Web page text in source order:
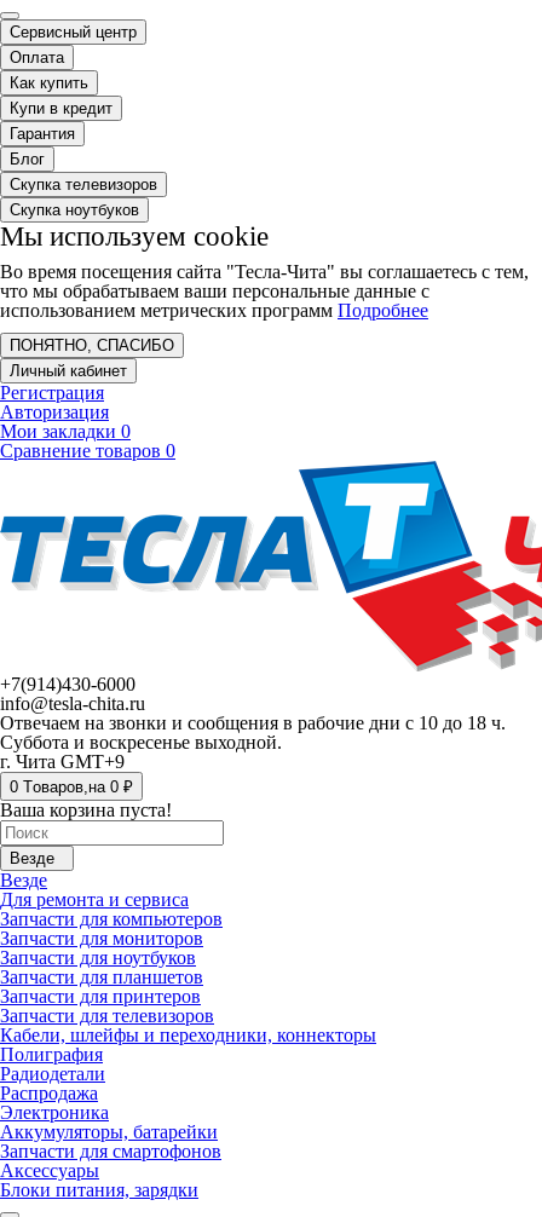
Сервисный центр
Оплата
Как купить
Купи в кредит
Гарантия
Блог
Скупка телевизоров
Скупка ноутбуков
Мы используем cookie
Во время посещения сайта "Тесла-Чита" вы соглашаетесь с тем,
что мы обрабатываем ваши персональные данные с
использованием метрических программ Подробнее
ПОНЯТНО, СПАСИБО
Личный кабинет
Регистрация
Авторизация
Мои закладки 0
Сравнение товаров 0
+7(914)430-6000
info@tesla-chita.ru
Отвечаем на звонки и сообщения в рабочие дни с 10 до 18 ч.
Суббота и воскресенье выходной.
г. Чита GMT+9
0 Tоваров,на 0 ₽
Ваша корзина пуста!
Везде
Везде
Для ремонта и сервиса
Запчасти для компьютеров
Запчасти для мониторов
Запчасти для ноутбуков
Запчасти для планшетов
Запчасти для принтеров
Запчасти для телевизоров
Кабели, шлейфы и переходники, коннекторы
Полиграфия
Радиодетали
Распродажа
Электроника
Аккумуляторы, батарейки
Запчасти для смартофонов
Аксессуары
Блоки питания, зарядки